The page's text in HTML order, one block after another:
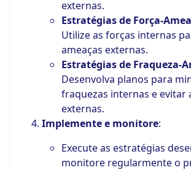
externas.
Estratégias de Força-
Utilize as forças internas
ameaças externas.
Estratégias de Fraqueza-
Desenvolva planos para
fraquezas internas e evitar
externas.
Implemente e monitore:
Execute as estratégias
monitore regularmente o